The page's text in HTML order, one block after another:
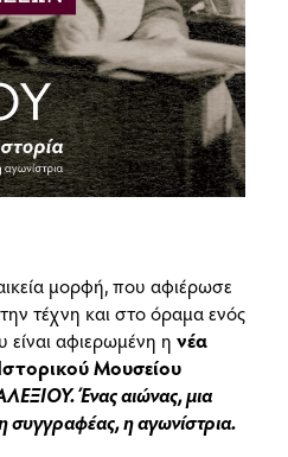
μορφή, που αφιέρωσε
τέχνη και στο όραμα ενός
αφιερωμένη η νέα
Μουσείου
Ένας αιώνας, μια
συγγραφέας, η αγωνίστρια.